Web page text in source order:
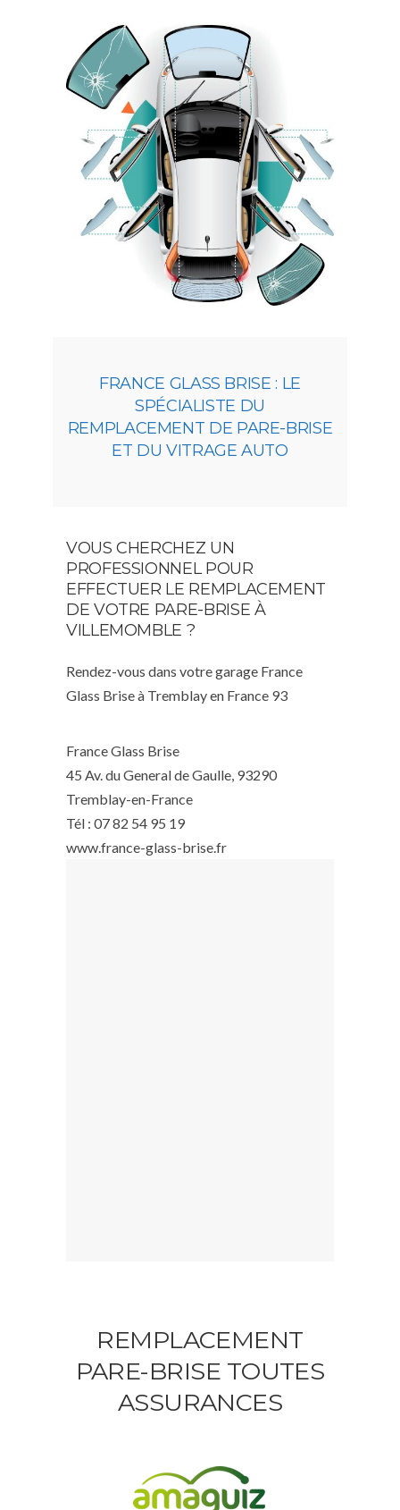
FRANCE GLASS BRISE : LE
SPÉCIALISTE DU
REMPLACEMENT DE PARE-BRISE
ET DU VITRAGE AUTO
VOUS CHERCHEZ UN
PROFESSIONNEL POUR
EFFECTUER LE REMPLACEMENT
DE VOTRE PARE-BRISE À
VILLEMOMBLE ?
Rendez-vous dans votre garage France
Glass Brise à Tremblay en France 93
France Glass Brise
45 Av. du General de Gaulle, 93290
Tremblay-en-France
Tél : 07 82 54 95 19
www.france-glass-brise.fr
REMPLACEMENT
PARE-BRISE TOUTES
ASSURANCES